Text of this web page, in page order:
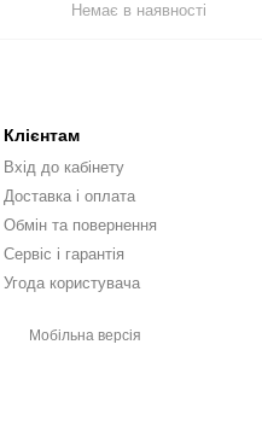
Немає в наявності
Клієнтам
Вхід до кабінету
Доставка і оплата
Обмін та повернення
Сервіс і гарантія
Угода користувача
Мобільна версія